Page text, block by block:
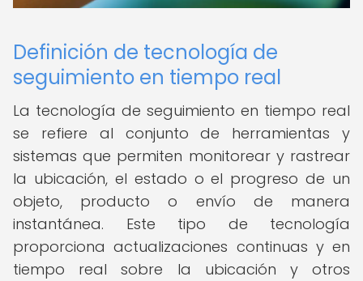
Definición de tecnología de
seguimiento en tiempo real
La tecnología de seguimiento en tiempo real
se refiere al conjunto de herramientas y
sistemas que permiten monitorear y rastrear
la ubicación, el estado o el progreso de un
objeto, producto o envío de manera
instantánea. Este tipo de tecnología
proporciona actualizaciones continuas y en
tiempo real sobre la ubicación y otros